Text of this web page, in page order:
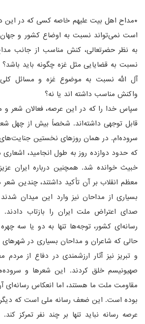
*مداح اهل بیت علیهم خاصه کسی که در این
است نمی‌تواند نسبت به اوضاع کشور و جهان
به نظر حضرتعالی، کنش مناسب از جانب
نسبت به قضایایی مثل غزه چگونه باید
آل الله نسبت به موضوع غزه و مسائل
واکنش مناسب داشته اند یا نه؟
سپاس خدا را که در این عرصه، فعالان شعر و
قابل توجهی داشته‌اند. شخصاً بیش از چهل
سروده‌ام. در همان روزهای نخستین جنایت‌های
که حدود دوازده روز به طول انجامید،
خبیث خوانده شد. همچنین درباره ایران
معظم انقلاب بر آن تأکید داشتند، چندین
بسیاری از مداحان نیز وارد این میدان شدند
صدای اعتراض ملت ایران را بازتاب دادند.
رسانه‌ای کشور، توجه‌ها تنها به دو یا سه
حالی که شاعران و مداحان بسیاری در
و تبریز نیز آثار ارزشمندی در دفاع از
صهیونیسم خلق کردند. این شعرها و
مقاومت ملت ما هستند، اما انعکاس
بوده است. این ضعف رسانه ملی است که
عرصه رسانه نباید تنها بر چند نفر تمرکز